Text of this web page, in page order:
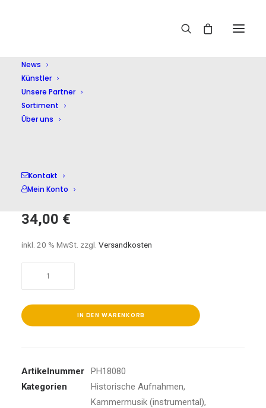
News
Künstler
Unsere Partner
Sortiment
Über uns
Kontakt
Mein Konto
Van Cliburn Piano
Collection
34,00 €
inkl. 20 % MwSt. zzgl. Versandkosten
Collection
IN DEN WARENKORB
Artikelnummer
PH18080
Kategorien
Historische Aufnahmen,
Kammermusik (instrumental),